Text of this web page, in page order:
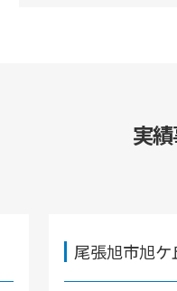
実
尾張旭市旭